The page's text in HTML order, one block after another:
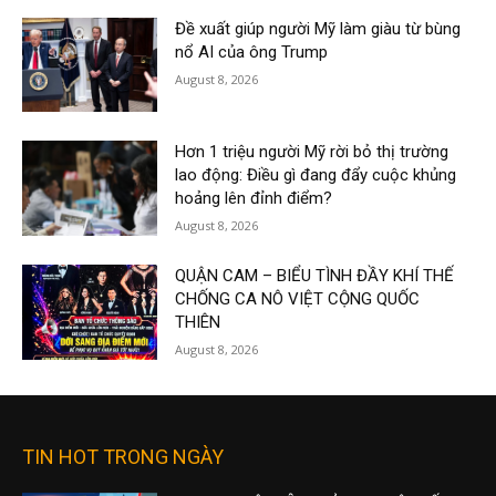
Đề xuất giúp người Mỹ làm giàu từ bùng
nổ AI của ông Trump
August 8, 2026
Hơn 1 triệu người Mỹ rời bỏ thị trường
lao động: Điều gì đang đẩy cuộc khủng
hoảng lên đỉnh điểm?
August 8, 2026
QUẬN CAM – BIỂU TÌNH ĐẦY KHÍ THẾ
CHỐNG CA NÔ VIỆT CỘNG QUỐC
THIÊN
August 8, 2026
TIN HOT TRONG NGÀY